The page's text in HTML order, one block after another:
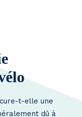
t-elle une
dû à